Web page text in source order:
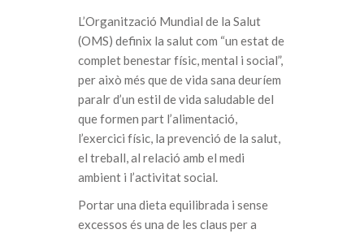
L’Organització Mundial de la Salut
(OMS) definix la salut com “un estat de
complet benestar físic, mental i social”,
per això més que de vida sana deuríem
paralr d’un estil de vida saludable del
que formen part l’alimentació,
l’exercici físic, la prevenció de la salut,
el treball, al relació amb el medi
ambient i l’activitat social.
Portar una dieta equilibrada i sense
excessos és una de les claus per a